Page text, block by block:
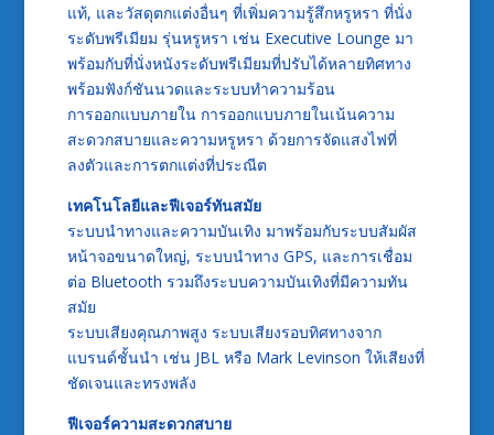
แท้, และวัสดุตกแต่งอื่นๆ ที่เพิ่มความรู้สึกหรูหรา ที่นั่ง
ระดับพรีเมียม รุ่นหรูหรา เช่น Executive Lounge มา
พร้อมกับที่นั่งหนังระดับพรีเมียมที่ปรับได้หลายทิศทาง
พร้อมฟังก์ชันนวดและระบบทำความร้อน
การออกแบบภายใน การออกแบบภายในเน้นความ
สะดวกสบายและความหรูหรา ด้วยการจัดแสงไฟที่
ลงตัวและการตกแต่งที่ประณีต
เทคโนโลยีและฟีเจอร์ทันสมัย
ระบบนำทางและความบันเทิง มาพร้อมกับระบบสัมผัส
หน้าจอขนาดใหญ่, ระบบนำทาง GPS, และการเชื่อม
ต่อ Bluetooth รวมถึงระบบความบันเทิงที่มีความทัน
สมัย
ระบบเสียงคุณภาพสูง ระบบเสียงรอบทิศทางจาก
แบรนด์ชั้นนำ เช่น JBL หรือ Mark Levinson ให้เสียงที่
ชัดเจนและทรงพลัง
ฟีเจอร์ความสะดวกสบาย